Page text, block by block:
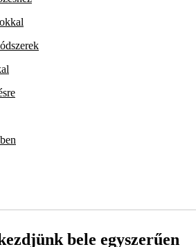
bele egyszerűen